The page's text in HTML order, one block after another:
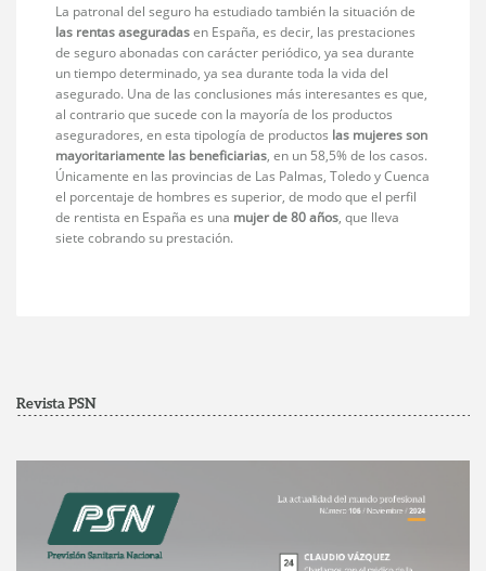
La patronal del seguro ha estudiado también la situación de
las rentas aseguradasen España, es decir, las prestaciones
de seguro abonadas con carácter periódico, ya sea durante
un tiempo determinado, ya sea durante toda la vida del
asegurado. Una de las conclusiones más interesantes es que,
al contrario que sucede con la mayoría de los productos
aseguradores, en esta tipología de productos las mujeres son
mayoritariamente las beneficiarias, en un 58,5% de los casos.
Únicamente en las provincias de Las Palmas, Toledo y Cuenca
el porcentaje de hombres es superior, de modo que el perfil
de rentista en España es una mujer de 80 años, que lleva
siete cobrando su prestación.
Revista PSN